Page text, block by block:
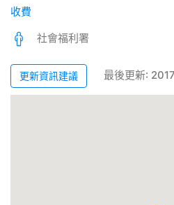
收費
社會福利署
更新資訊建議 最後更新: